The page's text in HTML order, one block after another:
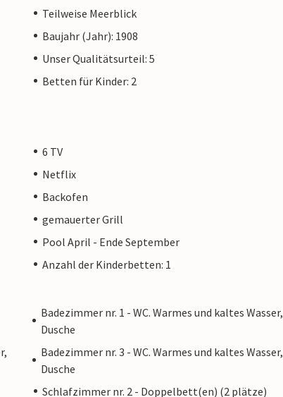
Teilweise Meerblick
Baujahr (Jahr): 1908
Unser Qualitätsurteil: 5
Betten für Kinder: 2
6 TV
Netflix
Backofen
gemauerter Grill
Pool April - Ende September
Anzahl der Kinderbetten: 1
Badezimmer nr. 1 - WC. Warmes und kaltes Wasser,
Dusche
Badezimmer nr. 3 - WC. Warmes und kaltes Wasser,
Dusche
Schlafzimmer nr. 2 - Doppelbett(en) (2 plätze)